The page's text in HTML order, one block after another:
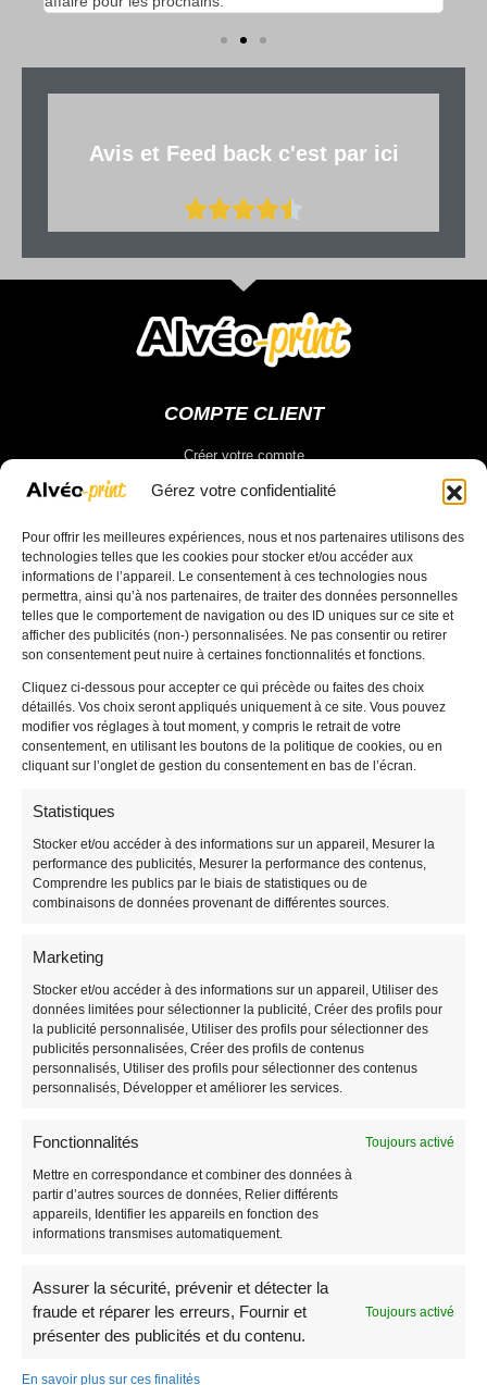
Gérez votre confidentialité
Pour offrir les meilleures expériences, nous et nos partenaires utilisons des
technologies telles que les cookies pour stocker et/ou accéder aux
informations de l’appareil. Le consentement à ces technologies nous
permettra, ainsi qu’à nos partenaires, de traiter des données personnelles
telles que le comportement de navigation ou des ID uniques sur ce site et
afficher des publicités (non-) personnalisées. Ne pas consentir ou retirer
son consentement peut nuire à certaines fonctionnalités et fonctions.
Cliquez ci-dessous pour accepter ce qui précède ou faites des choix
détaillés. Vos choix seront appliqués uniquement à ce site. Vous pouvez
modifier vos réglages à tout moment, y compris le retrait de votre
consentement, en utilisant les boutons de la politique de cookies, ou en
cliquant sur l’onglet de gestion du consentement en bas de l’écran.
Statistiques
Stocker et/ou accéder à des informations sur un appareil, Mesurer la
performance des publicités, Mesurer la performance des contenus,
Comprendre les publics par le biais de statistiques ou de
combinaisons de données provenant de différentes sources.
Marketing
Stocker et/ou accéder à des informations sur un appareil, Utiliser des
données limitées pour sélectionner la publicité, Créer des profils pour
la publicité personnalisée, Utiliser des profils pour sélectionner des
publicités personnalisées, Créer des profils de contenus
personnalisés, Utiliser des profils pour sélectionner des contenus
personnalisés, Développer et améliorer les services.
Fonctionnalités Toujours activé
Mettre en correspondance et combiner des données à
partir d’autres sources de données, Relier différents
appareils, Identifier les appareils en fonction des
informations transmises automatiquement.
Assurer la sécurité, prévenir et détecter la
fraude et réparer les erreurs, Fournir et
présenter des publicités et du contenu.
Toujours activé
En savoir plus sur ces finalités
Avis et Feed back c'est par ici
COMPTE CLIENT
Créer votre compte
Vous connecter
Votre compte
Votre panier
Valider votre commande
ALVEO PRINT
Panneau Vierge
Totems / Panneau Tri-faces
Panneau Découpé à la forme
Panneau de chasse
Trouver un modèle de panneau akilux
Livraison
Paiement sécurisé
Contactez-nous !
Plan du site
Actualités